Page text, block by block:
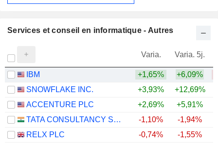
Services et conseil en informatique - Autres
Varia. Varia. 5j.
IBM +1,65% +6,09%
SNOWFLAKE INC.
+3,93% +12,69%
ACCENTURE PLC
+2,69% +5,91%
TATA CONSULTANCY SERVICES LTD.
-1,10% -1,94%
RELX PLC
-0,74% -1,55%